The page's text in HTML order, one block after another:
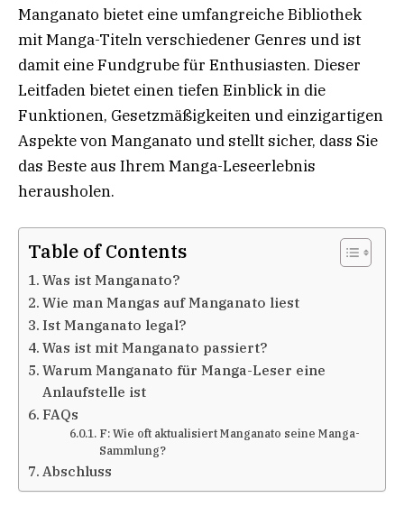
Manganato bietet eine umfangreiche Bibliothek
mit Manga-Titeln verschiedener Genres und ist
damit eine Fundgrube für Enthusiasten. Dieser
Leitfaden bietet einen tiefen Einblick in die
Funktionen, Gesetzmäßigkeiten und einzigartigen
Aspekte von Manganato und stellt sicher, dass Sie
das Beste aus Ihrem Manga-Leseerlebnis
herausholen.
Table of Contents
Was ist Manganato?
Wie man Mangas auf Manganato liest
Ist Manganato legal?
Was ist mit Manganato passiert?
Warum Manganato für Manga-Leser eine
Anlaufstelle ist
FAQs
F: Wie oft aktualisiert Manganato seine Manga-
Sammlung?
Abschluss